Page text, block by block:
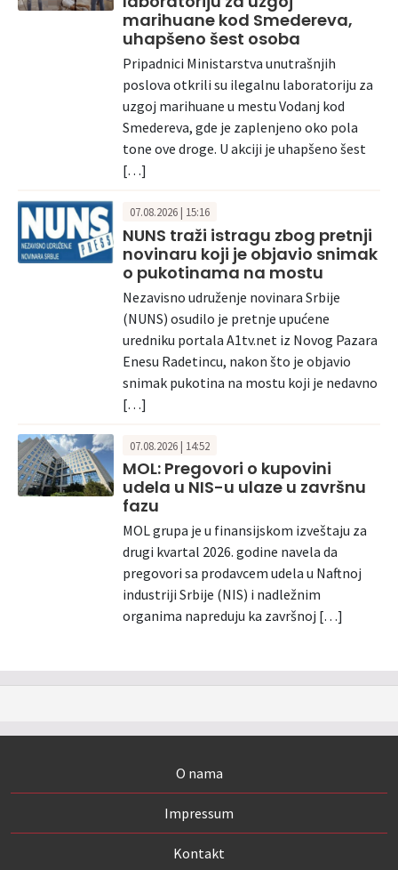
marihuane kod Smedereva,
uhapšeno šest osoba
Pripadnici Ministarstva unutrašnjih
poslova otkrili su ilegalnu laboratoriju za
uzgoj marihuane u mestu Vodanj kod
Smedereva, gde je zaplenjeno oko pola
tone ove droge. U akciji je uhapšeno šest
[…]
07.08.2026 | 15:16
NUNS traži istragu zbog pretnji
novinaru koji je objavio snimak
o pukotinama na mostu
Nezavisno udruženje novinara Srbije
(NUNS) osudilo je pretnje upućene
uredniku portala A1tv.net iz Novog Pazara
Enesu Radetincu, nakon što je objavio
snimak pukotina na mostu koji je nedavno
[…]
07.08.2026 | 14:52
MOL: Pregovori o kupovini
udela u NIS-u ulaze u završnu
fazu
MOL grupa je u finansijskom izveštaju za
drugi kvartal 2026. godine navela da
pregovori sa prodavcem udela u Naftnoj
industriji Srbije (NIS) i nadležnim
organima napreduju ka završnoj […]
O nama
Impressum
Kontakt